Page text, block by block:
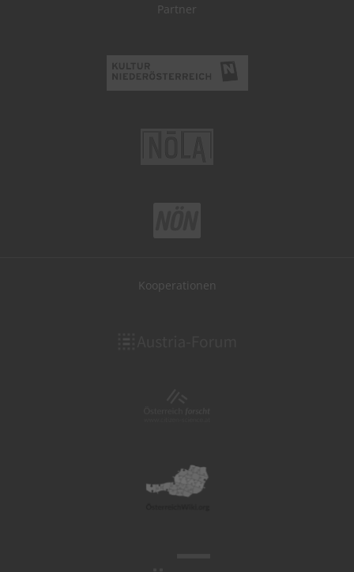
Partner
Kooperationen